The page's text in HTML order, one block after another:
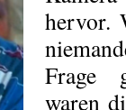
hervor.
Frage
waren